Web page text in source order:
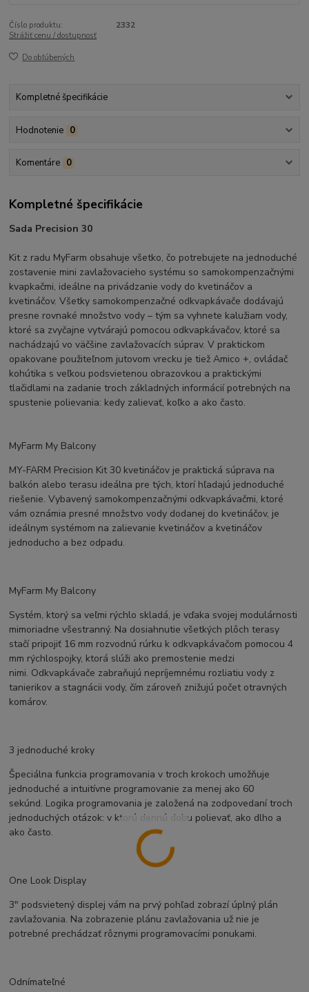
Číslo produktu:
2332
Strážiť cenu / dostupnosť
Do obľúbených
Kompletné špecifikácie
Hodnotenie 0
Komentáre 0
Kompletné špecifikácie
Sada Precision 30
Kit z radu MyFarm obsahuje všetko, čo potrebujete na jednoduché
zostavenie mini zavlažovacieho systému so samokompenzačnými
kvapkačmi, ideálne na privádzanie vody do kvetináčov a
kvetináčov. Všetky samokompenzačné odkvapkávače dodávajú
presne rovnaké množstvo vody – tým sa vyhnete kalužiam vody,
ktoré sa zvyčajne vytvárajú pomocou odkvapkávačov, ktoré sa
nachádzajú vo väčšine zavlažovacích súprav. V praktickom
opakovane použiteľnom jutovom vrecku je tiež Amico +, ovládač
kohútika s veľkou podsvietenou obrazovkou a praktickými
tlačidlami na zadanie troch základných informácií potrebných na
spustenie polievania: kedy zalievať, koľko a ako často.
MyFarm My Balcony
MY-FARM Precision Kit 30 kvetináčov je praktická súprava na
balkón alebo terasu ideálna pre tých, ktorí hľadajú jednoduché
riešenie. Vybavený samokompenzačnými odkvapkávačmi, ktoré
vám oznámia presné množstvo vody dodanej do kvetináčov, je
ideálnym systémom na zalievanie kvetináčov a kvetináčov
jednoducho a bez odpadu.
MyFarm My Balcony
Systém, ktorý sa veľmi rýchlo skladá, je vďaka svojej modulárnosti
mimoriadne všestranný. Na dosiahnutie všetkých plôch terasy
stačí pripojiť 16 mm rozvodnú rúrku k odkvapkávačom pomocou 4
mm rýchlospojky, ktorá slúži ako premostenie medzi
nimi. Odkvapkávače zabraňujú nepríjemnému rozliatiu vody z
tanierikov a stagnácii vody, čím zároveň znižujú počet otravných
komárov.
3 jednoduché kroky
Špeciálna funkcia programovania v troch krokoch umožňuje
jednoduché a intuitívne programovanie za menej ako 60
sekúnd. Logika programovania je založená na zodpovedaní troch
jednoduchých otázok: v ktorú dennú dobu polievať, ako dlho a
ako často.
One Look Display
3" podsvietený displej vám na prvý pohľad zobrazí úplný plán
zavlažovania. Na zobrazenie plánu zavlažovania už nie je
potrebné prechádzať rôznymi programovacími ponukami.
Odnímateľné